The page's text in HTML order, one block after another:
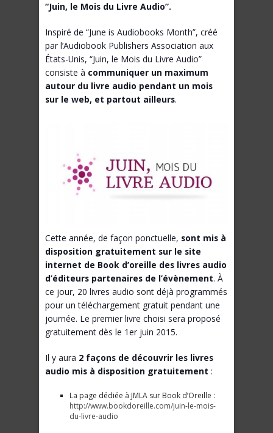
“Juin, le Mois du Livre Audio”.
Inspiré de “June is Audiobooks Month”, créé
par l’Audiobook Publishers Association aux
États-Unis, “Juin, le Mois du Livre Audio”
consiste à communiquer un maximum
autour du livre audio pendant un mois
sur le web, et partout ailleurs.
Cette année, de façon ponctuelle, sont mis à
disposition gratuitement sur le site
internet de Book d’oreille des livres audio
d’éditeurs partenaires de l’évènement. À
ce jour, 20 livres audio sont déjà programmés
pour un téléchargement gratuit pendant une
journée. Le premier livre choisi sera proposé
gratuitement dès le 1er juin 2015.
Il y aura 2 façons de découvrir les livres
audio mis à disposition gratuitement :
La page dédiée à JMLA sur Book d’Oreille :
http://www.bookdoreille.com/juin-le-mois-
du-livre-audio